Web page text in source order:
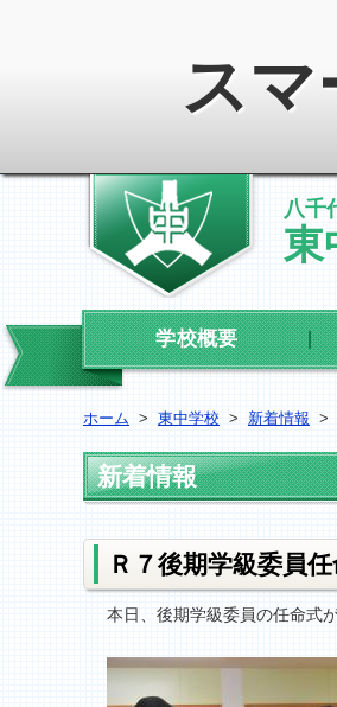
スマ
八千
東
学校概要
ホーム > 東中学校 > 新着情報 >
新着情報
Ｒ７後期学級委員
本日、後期学級委員の任命式